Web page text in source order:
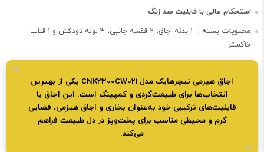
استحکام عالی با قابلیت ضد زنگ
محتویات بسته :
1 بدنه اجاق، 2 قفسه جانبی، 4 لوله دودکش و 1 قلاب
خاکستر
اجاق هیزمی نیچرهایک مدل CNK2300CW021 یکی از بهترین
انتخاب‌ها برای طبیعت‌گردی و کمپینگ است. این اجاق با
قابلیت‌های ترکیبی خود به‌عنوان بخاری و اجاق هیزمی، فضایی
گرم و محیطی مناسب برای پخت‌وپز در دل طبیعت فراهم
می‌کند.